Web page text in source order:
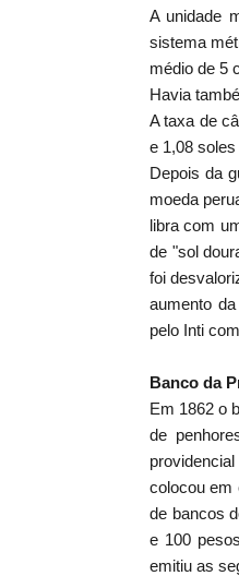
A unidade
sistema
médio de 5
Havia
A taxa de
e 1,08
Depois da
moeda
libra com
de "sol
foi
aumento
pelo Inti
Banco da
Em 1862 o
de
colocou em
de bancos
e 100
emitiu as